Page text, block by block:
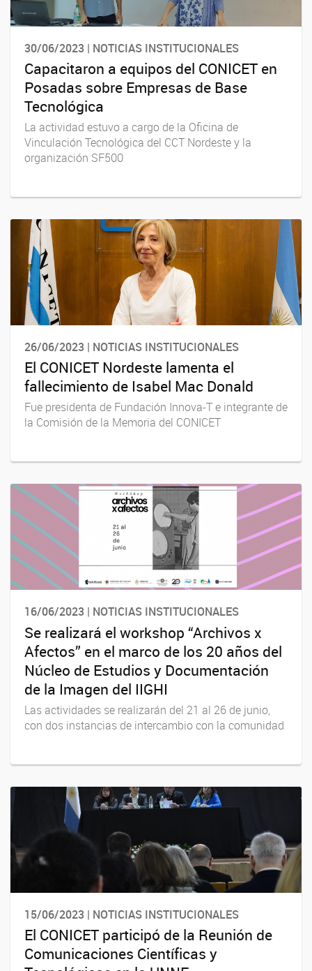
30/06/2023 | NOTICIAS INSTITUCIONALES
Capacitaron a equipos del CONICET en
Posadas sobre Empresas de Base
Tecnológica
La actividad estuvo a cargo de la Oficina de
Vinculación Tecnológica del CCT Nordeste y la
organización SF500
26/06/2023 | NOTICIAS INSTITUCIONALES
El CONICET Nordeste lamenta el
fallecimiento de Isabel Mac Donald
Fue presidenta de Fundación Innova-T e integrante de
la Comisión de la Memoria del CONICET
16/06/2023 | NOTICIAS INSTITUCIONALES
Se realizará el workshop “Archivos x
Afectos” en el marco de los 20 años del
Núcleo de Estudios y Documentación
de la Imagen del IIGHI
Las actividades se realizarán del 21 al 26 de junio,
con dos instancias de intercambio con la comunidad
15/06/2023 | NOTICIAS INSTITUCIONALES
El CONICET participó de la Reunión de
Comunicaciones Científicas y